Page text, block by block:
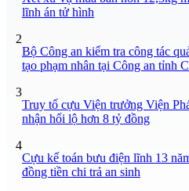
lĩnh án tử hình
2
Bộ Công an kiểm tra công tác
tạo phạm nhân tại Công an tỉnh
3
Truy tố cựu Viện trưởng Viện
nhận hối lộ hơn 8 tỷ đồng
4
Cựu kế toán bưu điện lĩnh 13
đồng tiền chi trả an sinh